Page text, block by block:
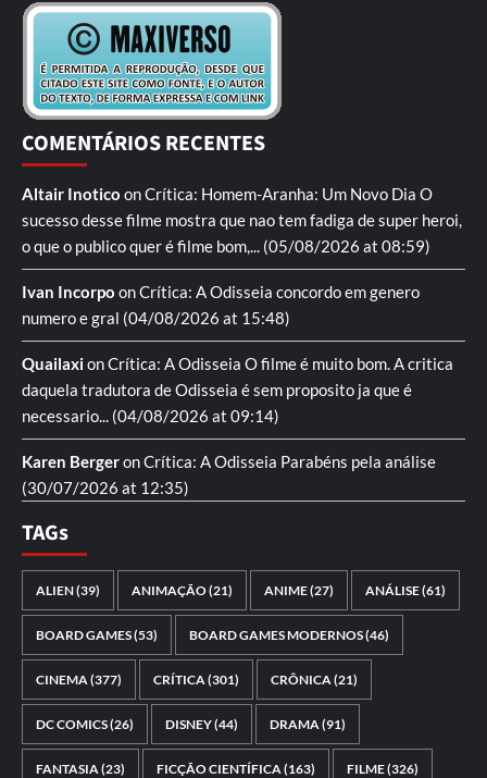
COMENTÁRIOS RECENTES
Altair Inotico onCrítica: Homem-Aranha: Um Novo Dia O
sucesso desse filme mostra que nao tem fadiga de super heroi,
o que o publico quer é filme bom,... (05/08/2026 at 08:59)
Ivan Incorpo onCrítica: A Odisseia concordo em genero
numero e gral (04/08/2026 at 15:48)
QuailaxionCrítica: A Odisseia O filme é muito bom. A critica
daquela tradutora de Odisseia é sem proposito ja que é
necessario... (04/08/2026 at 09:14)
Karen BergeronCrítica: A Odisseia Parabéns pela análise
(30/07/2026 at 12:35)
TAGs
ALIEN(39) ANIMAÇÃO(21) ANIME(27) ANÁLISE(61)
BOARD GAMES(53) BOARD GAMES MODERNOS(46)
CINEMA(377) CRÍTICA(301) CRÔNICA(21)
DC COMICS(26) DISNEY(44) DRAMA(91)
FANTASIA(23) FICÇÃO CIENTÍFICA(163) FILME(326)